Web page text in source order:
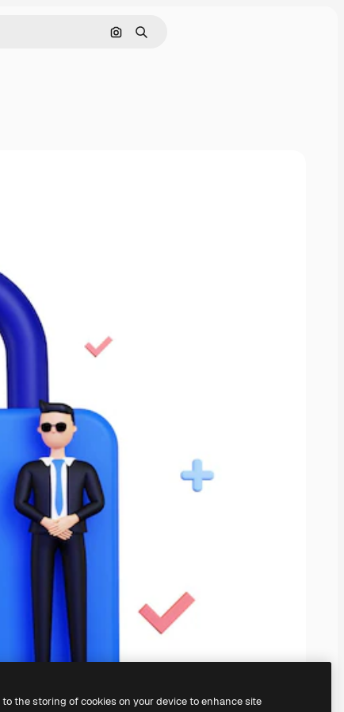
Nach Bild suchen
Suchen
the storing of cookies on your device to enhance site